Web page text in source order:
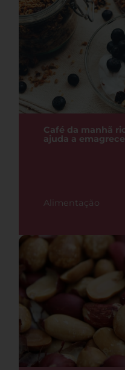
Café da manhã
ajuda a
Alimentação